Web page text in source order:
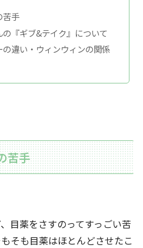
苦手
『ギブ&テイク』について
違い・ウィンウィンの関係
苦手
目薬をさすのってすっごい苦
そも目薬はほとんどさせたこ